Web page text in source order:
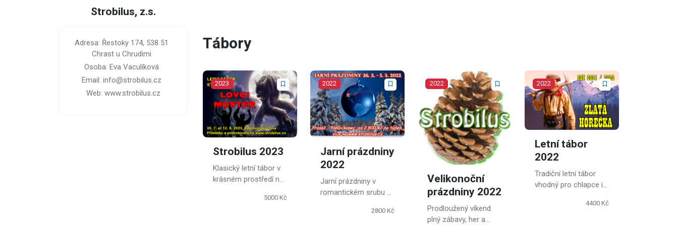
Strobilus, z.s.
Adresa: Řestoky 174, 538 51
Chrast u Chrudimi
Osoba: Eva Vaculíková
Email: info@strobilus.cz
Web: www.strobilus.cz
Tábory
2023
Strobilus 2023
Klasický letní tábor v
krásném prostředí na
5000 Kč
2022
Jarní prázdniny
2022
Jarní prázdniny v
romantickém srubu s
kamarádů, co víc si2800 Kč
2022
Velikonoční
prázdniny 2022
Prodloužený víkend
plný zábavy, her a
2022
Letní tábor
2022
Tradiční letní tábor
vhodný pro chlapce i
4400 Kč